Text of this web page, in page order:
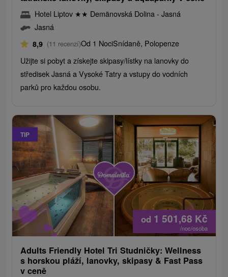
Hotel Liptov ★★ Demänovská Dolina - Jasná
Jasná
8,9 (11 recenzí)Od 1 NociSnídaně, Polopenze
Užijte si pobyt a získejte skipasy/lístky na lanovky do
středisek Jasná a Vysoké Tatry a vstupy do vodních
parků pro každou osobu.
TIP
od 1 501,68 Kč
/noc/osoba
Adults Friendly Hotel Tri Studničky: Wellness
s horskou pláží, lanovky, skipasy & Fast Pass
v ceně